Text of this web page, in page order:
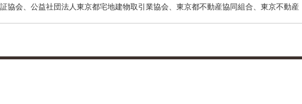
協会、公益社団法人東京都宅地建物取引業協会、東京都不動産協同組合、東京不動産